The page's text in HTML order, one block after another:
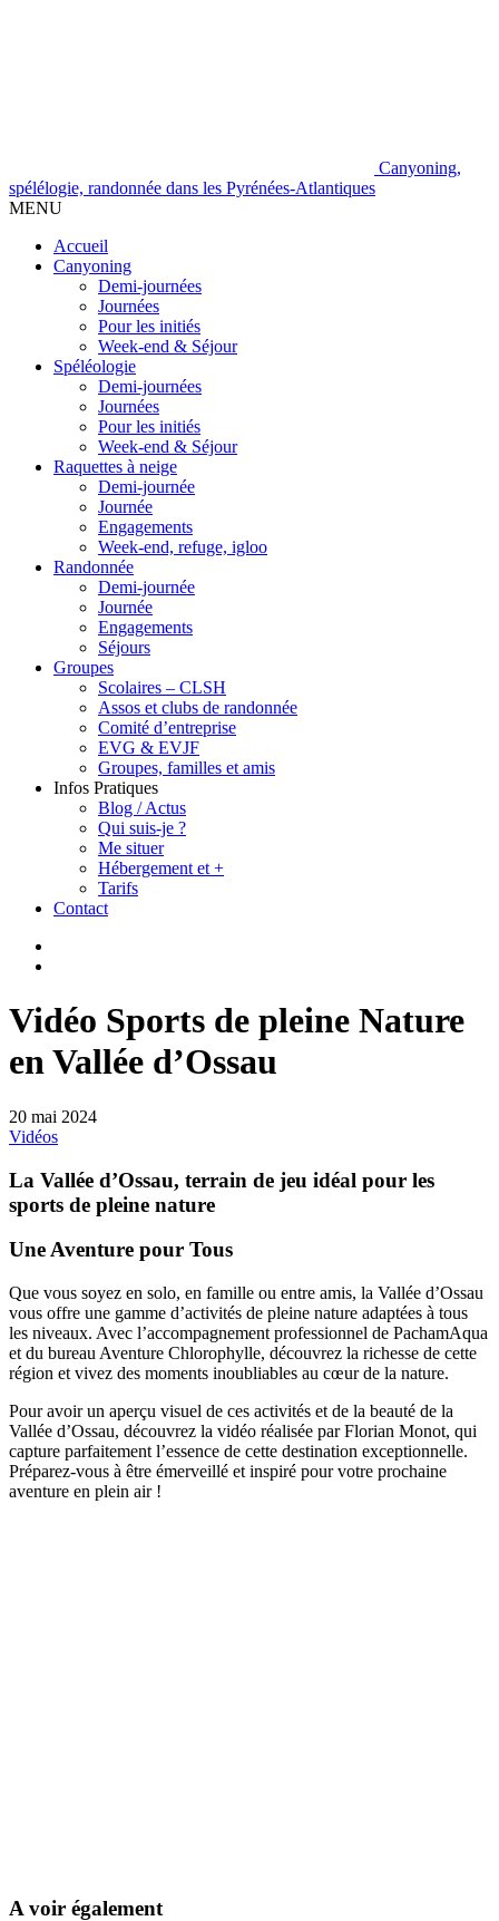
Canyoning,
spélélogie, randonnée dans les Pyrénées-Atlantiques
MENU
Accueil
Canyoning
Demi-journées
Journées
Pour les initiés
Week-end & Séjour
Spéléologie
Demi-journées
Journées
Pour les initiés
Week-end & Séjour
Raquettes à neige
Demi-journée
Journée
Engagements
Week-end, refuge, igloo
Randonnée
Demi-journée
Journée
Engagements
Séjours
Groupes
Scolaires – CLSH
Assos et clubs de randonnée
Comité d’entreprise
EVG & EVJF
Groupes, familles et amis
Infos Pratiques
Blog / Actus
Qui suis-je ?
Me situer
Hébergement et +
Tarifs
Contact
Vidéo Sports de pleine Nature
en Vallée d’Ossau
20 mai 2024
Vidéos
La Vallée d’Ossau, terrain de jeu idéal pour les
sports de pleine nature
Une Aventure pour Tous
Que vous soyez en solo, en famille ou entre amis, la Vallée d’Ossau
vous offre une gamme d’activités de pleine nature adaptées à tous
les niveaux. Avec l’accompagnement professionnel de PachamAqua
et du bureau Aventure Chlorophylle, découvrez la richesse de cette
région et vivez des moments inoubliables au cœur de la nature.
Pour avoir un aperçu visuel de ces activités et de la beauté de la
Vallée d’Ossau, découvrez la vidéo réalisée par Florian Monot, qui
capture parfaitement l’essence de cette destination exceptionnelle.
Préparez-vous à être émerveillé et inspiré pour votre prochaine
aventure en plein air !
A voir également